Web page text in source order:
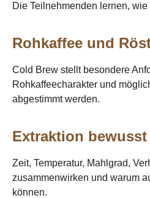
Die Teilnehmenden lernen,
Rohkaffee und
Cold Brew stellt besondere
Rohkaffeecharakter und
abgestimmt werden.
Extraktion
Zeit, Temperatur, Mahlgrad,
zusammenwirken und warum
können.